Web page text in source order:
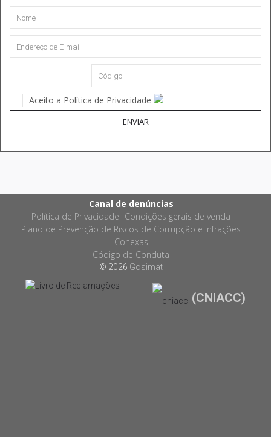
Aceito a Política de Privacidade
ENVIAR
Canal de denúncias
Política de Privacidade Condições gerais de venda
Plano de Prevenção de Riscos de Corrupção e Infrações
Conexas
Código de Conduta
© 2026 Gosimat
(CNIACC)